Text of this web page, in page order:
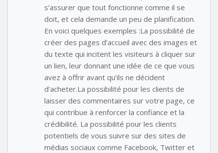
s’assurer que tout fonctionne comme il se
doit, et cela demande un peu de planification.
En voici quelques exemples :La possibilité de
créer des pages d’accueil avec des images et
du texte qui incitent les visiteurs à cliquer sur
un lien, leur donnant une idée de ce que vous
avez à offrir avant qu’ils ne décident
d’acheter.La possibilité pour les clients de
laisser des commentaires sur votre page, ce
qui contribue à renforcer la confiance et la
crédibilité. La possibilité pour les clients
potentiels de vous suivre sur des sites de
médias sociaux comme Facebook, Twitter et